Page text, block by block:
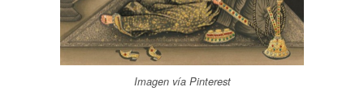
Imagen vía Pinterest